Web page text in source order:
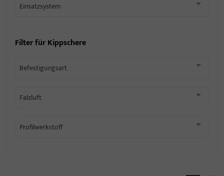
Einsatzsystem
Filter fürKippschere
Befestigungsart
Falzluft
Profilwerkstoff